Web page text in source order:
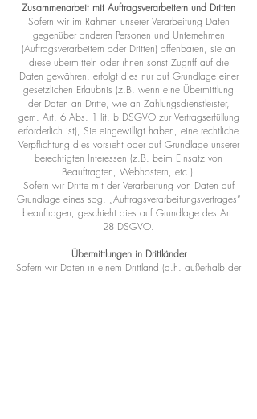
Zusammenarbeit mit Auftragsverarbeitern und Dritten
Sofern wir im Rahmen unserer Verarbeitung Daten
gegenüber anderen Personen und Unternehmen
(Auftragsverarbeitern oder Dritten) offenbaren, sie an
diese übermitteln oder ihnen sonst Zugriff auf die
Daten gewähren, erfolgt dies nur auf Grundlage einer
gesetzlichen Erlaubnis (z.B. wenn eine Übermittlung
der Daten an Dritte, wie an Zahlungsdienstleister,
gem. Art. 6 Abs. 1 lit. b DSGVO zur Vertragserfüllung
erforderlich ist), Sie eingewilligt haben, eine rechtliche
Verpflichtung dies vorsieht oder auf Grundlage unserer
berechtigten Interessen (z.B. beim Einsatz von
Beauftragten, Webhostern, etc.).
Sofern wir Dritte mit der Verarbeitung von Daten auf
Grundlage eines sog. „Auftragsverarbeitungsvertrages“
beauftragen, geschieht dies auf Grundlage des Art.
28 DSGVO.
Übermittlungen in Drittländer
Sofern wir Daten in einem Drittland (d.h. außerhalb der